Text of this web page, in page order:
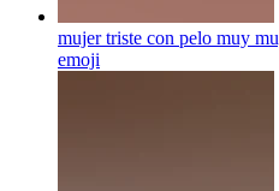
mujer triste con pelo muy
emoji